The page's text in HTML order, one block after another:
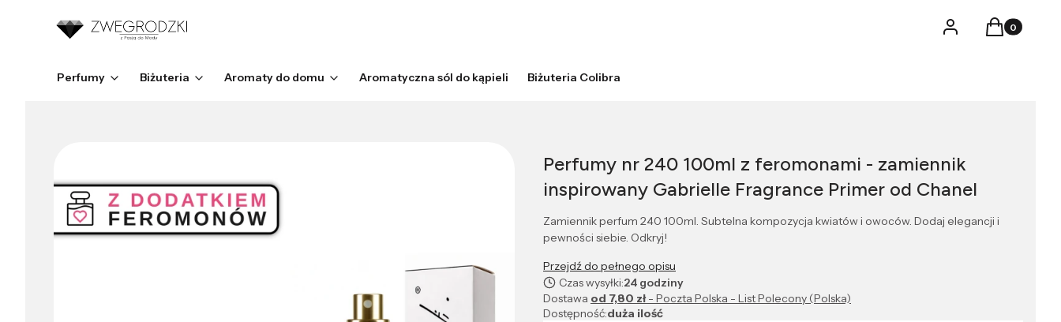
LogowanieProdukty w
Koszyk
Perfumy Biżuteria Aromaty do domu Aromatyczna sól do kąpieli Biżuteria Colibra
Perfumy nr 240 100ml z feromonami - zamiennik
inspirowany Gabrielle Fragrance Primer od Chanel
Zamiennik perfum 240 100ml. Subtelna kompozycja kwiatów i owoców. Dodaj elegancji i
pewności siebie. Odkryj!
Przejdź do pełnego opisu
Czas wysyłki:24 godziny
Dostawa od 7,80 zł- Poczta Polska - List Polecony (Polska)
Dostępność:duża ilość